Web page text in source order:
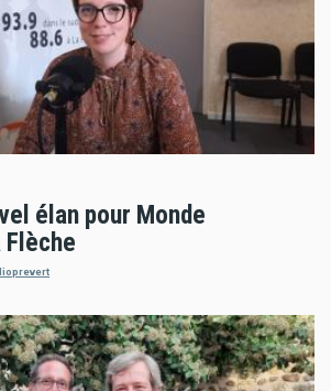
élan pour Monde